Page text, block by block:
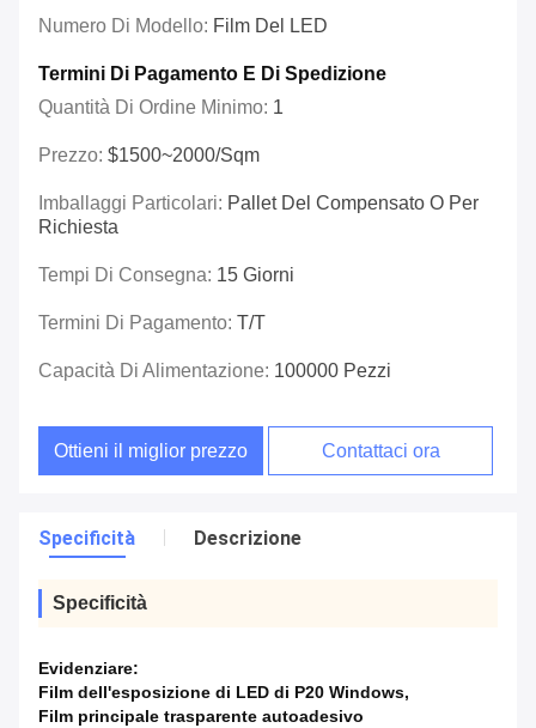
Numero Di Modello: Film Del LED
Termini Di Pagamento E Di Spedizione
Quantità Di Ordine Minimo: 1
Prezzo: $1500~2000/sqm
Imballaggi Particolari: Pallet Del Compensato O Per
Richiesta
Tempi Di Consegna: 15 Giorni
Termini Di Pagamento: T/T
Capacità Di Alimentazione: 100000 Pezzi
Ottieni il miglior prezzo Contattaci ora
Specificità Descrizione
Specificità
Evidenziare:
Film dell'esposizione di LED di P20 Windows,
Film principale trasparente autoadesivo